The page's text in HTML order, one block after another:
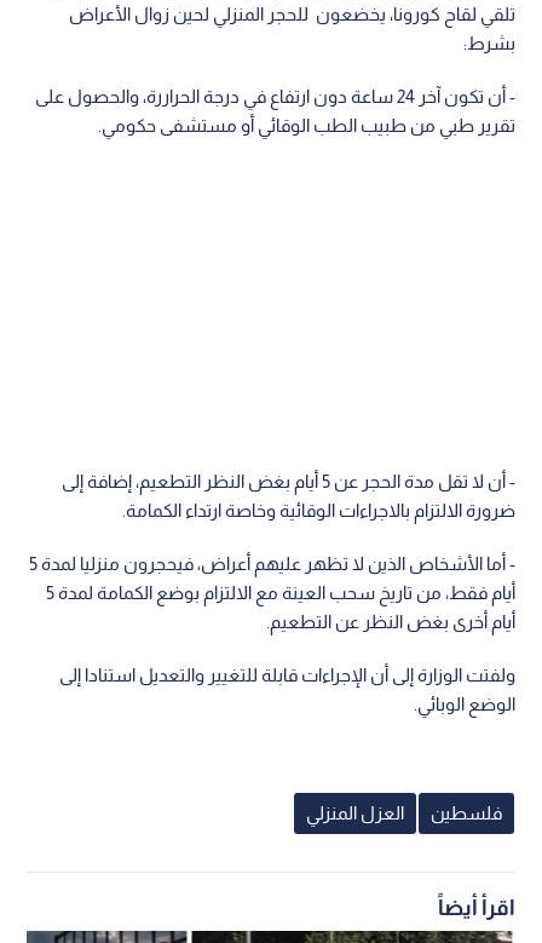
تلقي لقاح كورونا، يخضعون للحجر المنزلي لحين زوال الأعراض
بشرط:
- أن تكون آخر 24 ساعة دون ارتفاع في درجة الحراررة، والحصول على
تقرير طبي من طبيب الطب الوقائي أو مستشفى حكومي.
- أن لا تقل مدة الحجر عن 5 أيام بغض النظر التطعيم، إضافة إلى
ضرورة الالتزام بالاجراءات الوقائية وخاصة ارتداء الكمامة.
- أما الأشخاص الذين لا تظهر عليهم أعراض، فيحجرون منزليا لمدة 5
أيام فقط، من تاريخ سحب العينة مع الالتزام بوضع الكمامة لمدة 5
أيام أخرى بغض النظر عن التطعيم.
ولفتت الوزارة إلى أن الإجراءات قابلة للتغيير والتعديل استنادا إلى
الوضع الوبائي.
فلسطين العزل المنزلي
اقرأ أيضاً